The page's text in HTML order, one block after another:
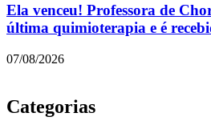
Ela venceu! Professora de
última quimioterapia e é
07/08/2026
Categorias